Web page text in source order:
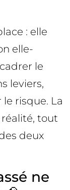
: elle
elle-
le
leviers,
risque. La
tout
deux
ne